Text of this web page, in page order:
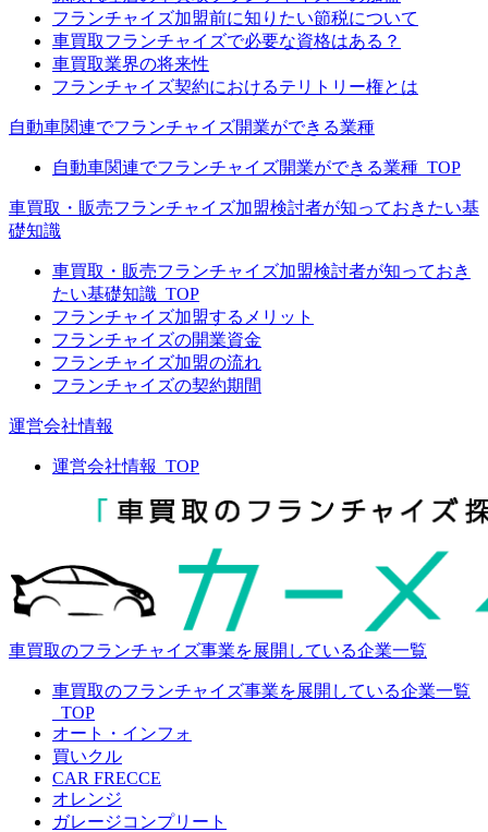
フランチャイズ加盟前に知りたい節税について
車買取フランチャイズで必要な資格はある？
車買取業界の将来性
フランチャイズ契約におけるテリトリー権とは
自動車関連でフランチャイズ開業ができる業種
自動車関連でフランチャイズ開業ができる業種_TOP
車買取・販売フランチャイズ加盟検討者が知っておきたい基
礎知識
車買取・販売フランチャイズ加盟検討者が知っておき
たい基礎知識_TOP
フランチャイズ加盟するメリット
フランチャイズの開業資金
フランチャイズ加盟の流れ
フランチャイズの契約期間
運営会社情報
運営会社情報_TOP
車買取のフランチャイズ事業を展開している企業一覧
車買取のフランチャイズ事業を展開している企業一覧
_TOP
オート・インフォ
買いクル
CAR FRECCE
オレンジ
ガレージコンプリート